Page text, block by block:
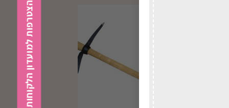
הצטרפות למועדון הלקוחות